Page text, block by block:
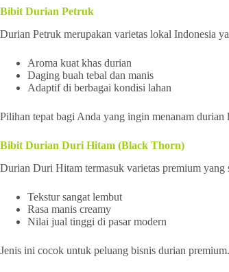
Bibit Durian Petruk
Durian Petruk merupakan varietas lokal Indonesia
Aroma kuat khas durian
Daging buah tebal dan manis
Adaptif di berbagai kondisi lahan
Pilihan tepat bagi Anda yang ingin menanam durian
Bibit Durian Duri Hitam (Black Thorn)
Durian Duri Hitam termasuk varietas premium
Tekstur sangat lembut
Rasa manis creamy
Nilai jual tinggi di pasar modern
Jenis ini cocok untuk peluang bisnis durian premium.